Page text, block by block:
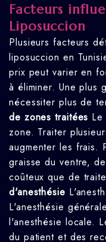
Facteurs
Liposuccion
Plusieurs facteurs
liposuccion en
prix peut varier en
à éliminer. Une plus
nécessiter plus de
de zones traitées
zone. Traiter
augmenter les frais.
graisse du ventre,
coûteux que de
d'anesthésie
L'anesthésie
l'anesthésie locale.
du patient et des